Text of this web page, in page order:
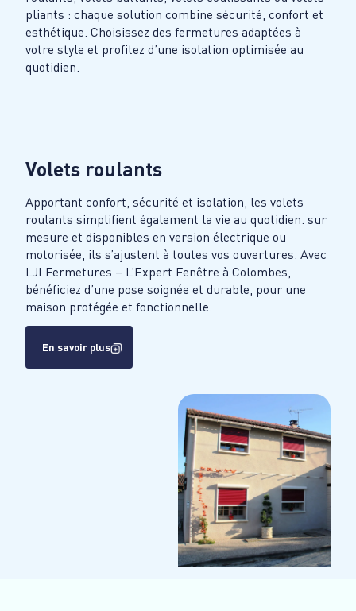
pliants : chaque solution combine sécurité, confort et
esthétique. Choisissez des fermetures adaptées à
votre style et profitez d’une isolation optimisée au
quotidien.
Volets roulants
Apportant confort, sécurité et isolation, les volets
roulants simplifient également la vie au quotidien. sur
mesure et disponibles en version électrique ou
motorisée, ils s’ajustent à toutes vos ouvertures. Avec
LJI Fermetures – L’Expert Fenêtre à Colombes,
bénéficiez d’une pose soignée et durable, pour une
maison protégée et fonctionnelle.
En savoir plus